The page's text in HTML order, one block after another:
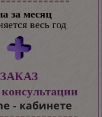
за месяц
весь год
ЗАКАЗ
- кабинете